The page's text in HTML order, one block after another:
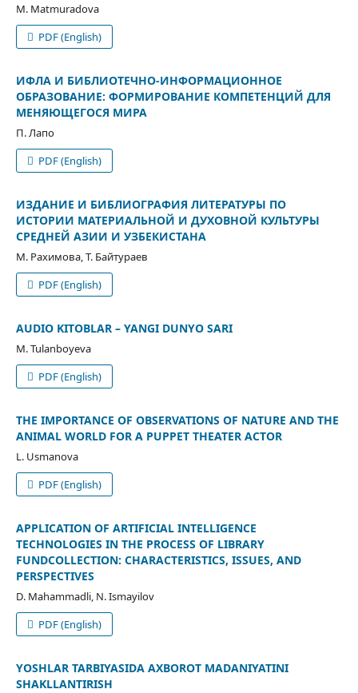
M. Matmuradova
PDF (English)
ИФЛА И БИБЛИОТЕЧНО-ИНФОРМAЦИОННОЕ
ОБРАЗОВАНИЕ: ФОРМИРОВАНИЕ КОМПЕТЕНЦИЙ ДЛЯ
МЕНЯЮЩЕГОСЯ МИРА
П. Лапо
PDF (English)
ИЗДАНИЕ И БИБЛИОГРАФИЯ ЛИТЕРАТУРЫ ПО
ИСТОРИИ МАТЕРИАЛЬНОЙ И ДУХОВНОЙ КУЛЬТУРЫ
СРЕДНЕЙ АЗИИ И УЗБЕКИСТАНА
М. Рахимова, Т. Байтураев
PDF (English)
AUDIO KITOBLAR – YANGI DUNYO SARI
M. Tulanboyeva
PDF (English)
THE IMPORTANCE OF OBSERVATIONS OF NATURE AND THE
ANIMAL WORLD FOR A PUPPET THEATER ACTOR
L. Usmanova
PDF (English)
APPLICATION OF ARTIFICIAL INTELLIGENCE
TECHNOLOGIES IN THE PROCESS OF LIBRARY
FUNDCOLLECTION: CHARACTERISTICS, ISSUES, AND
PERSPECTIVES
D. Mahammadli, N. Ismayilov
PDF (English)
YOSHLAR TARBIYASIDA AXBOROT MADANIYATINI
SHAKLLANTIRISH